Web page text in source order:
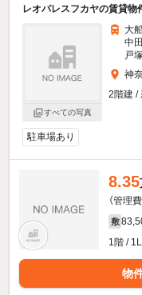
レオパレスフカヤの賃貸物
すべての写真
大
中
戸
神
2階建 /
駐車場あり
8.35
（管理
敷
1階 /
物